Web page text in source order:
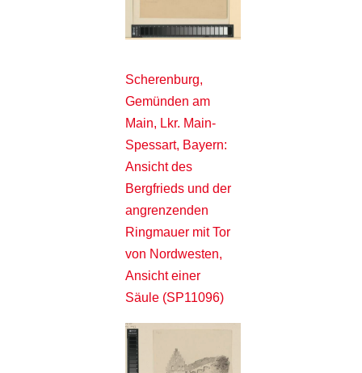
Scherenburg,
Gemünden am
Main, Lkr. Main-
Spessart, Bayern:
Ansicht des
Bergfrieds und der
angrenzenden
Ringmauer mit Tor
von Nordwesten,
Ansicht einer
Säule (SP11096)